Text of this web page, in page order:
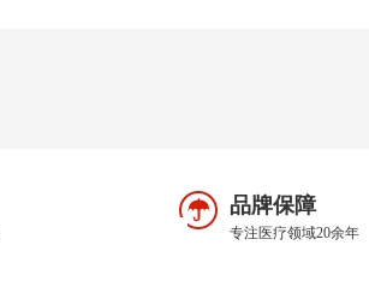
品牌保障
专注医疗领域20余年